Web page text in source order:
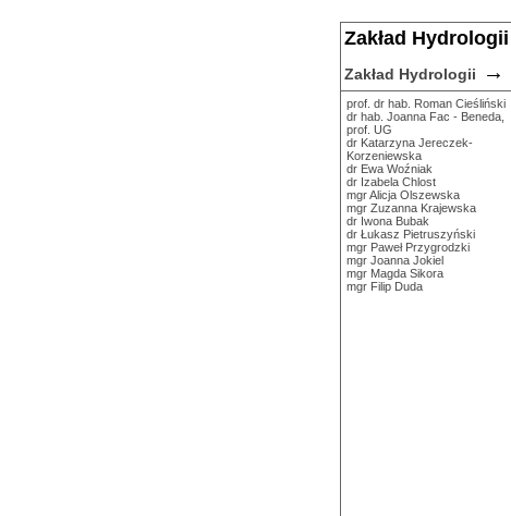
Zakład Hydrologii
Zakład Hydrologii →
prof. dr hab. Roman Cieśliński
dr hab. Joanna Fac - Beneda,
prof. UG
dr Katarzyna Jereczek-
Korzeniewska
dr Ewa Woźniak
dr Izabela Chlost
mgr Alicja Olszewska
mgr Zuzanna Krajewska
dr Iwona Bubak
dr Łukasz Pietruszyński
mgr Paweł Przygrodzki
mgr Joanna Jokiel
mgr Magda Sikora
mgr Filip Duda